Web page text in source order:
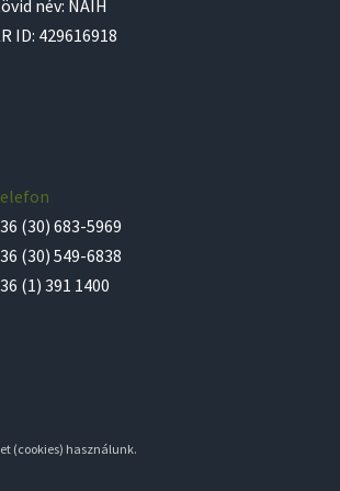
név: NAIH
ID: 429616918
(30) 683-5969
(30) 549-6838
(1) 391 1400
(cookies) használunk.